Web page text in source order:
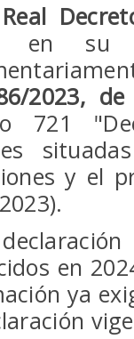
Real
en su
2023,
721
y el
en
ya